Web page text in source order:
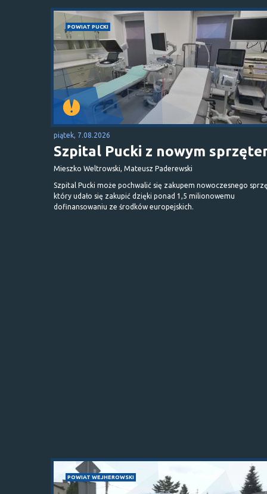
POWIAT PUCKI
piątek, 7.08.2026
Szpital Pucki z nowym
Mieszko Weltrowski, Mateusz Paderewski
Szpital Pucki może pochwalić się zakupem nowoczesnego
który udało się zakupić dzięki ponad 1,5 milionowemu
dofinansowaniu ze środków europejskich.
POWIAT WEJHEROWSKI